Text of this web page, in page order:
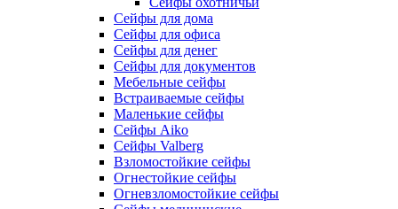
Cейфы для дома
Cейфы для офиса
Сейфы для денег
Сейфы для документов
Мебельные сейфы
Встраиваемые сейфы
Маленькие сейфы
Сейфы Aiko
Сейфы Valberg
Взломостойкие сейфы
Огнестойкие сейфы
Огневзломостойкие сейфы